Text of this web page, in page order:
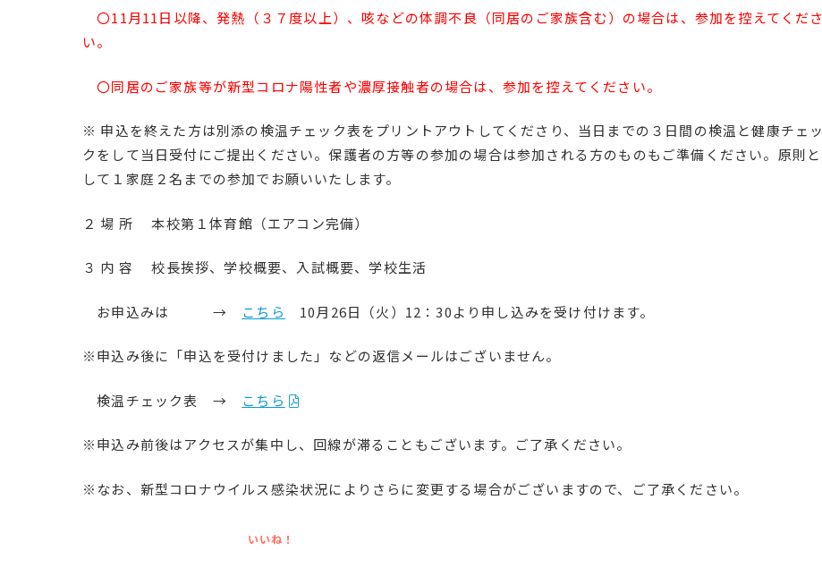
〇11月11日以降、発熱（３７度以上）、咳などの体調不良（同居のご家族含む）の場合は、参加を控えてくださ
い。
〇同居のご家族等が新型コロナ陽性者や濃厚接触者の場合は、参加を控えてください。
※ 申込を終えた方は別添の検温チェック表をプリントアウトしてくださり、当日までの３日間の検温と健康チェッ
クをして当日受付にご提出ください。保護者の方等の参加の場合は参加される方のものもご準備ください。原則と
して１家庭２名までの参加でお願いいたします。
２ 場 所 本校第１体育館（エアコン完備）
３ 内 容 校長挨拶、学校概要、入試概要、学校生活
お申込みは → こちら 10月26日（火）12：30より申し込みを受け付けます。
※申込み後に「申込を受付けました」などの返信メールはございません。
検温チェック表 → こちら
※申込み前後はアクセスが集中し、回線が滞ることもございます。ご了承ください。
※なお、新型コロナウイルス感染状況によりさらに変更する場合がございますので、ご了承ください。
いいね！